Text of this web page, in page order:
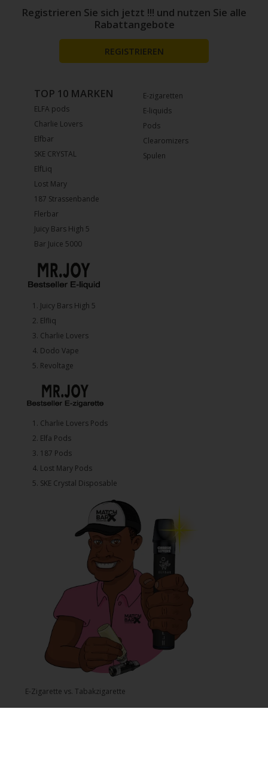
E-zigaretten
E-liquids
Pods
Clearomizers
Spulen
TOP 10 MARKEN
ELFA pods
Charlie Lovers
Elfbar
SKE CRYSTAL
ElfLiq
Lost Mary
187 Strassenbande
Flerbar
Juicy Bars High 5
Bar Juice 5000
1.⁠ ⁠Juicy Bars High 5
2.⁠ ⁠⁠Elfliq
3.⁠ ⁠⁠Charlie Lovers
4.⁠ ⁠⁠Dodo Vape
5. ⁠Revoltage
1.⁠ ⁠Charlie Lovers Pods
2.⁠ ⁠⁠Elfa Pods
3.⁠ ⁠⁠187 Pods
4.⁠ ⁠⁠Lost Mary Pods
5.⁠ ⁠⁠SKE Crystal Disposable
E-Zigarette vs. Tabakzigarette
Registrieren Sie sich jetzt !!! und nutzen Sie alle
Rabattangebote
REGISTRIEREN